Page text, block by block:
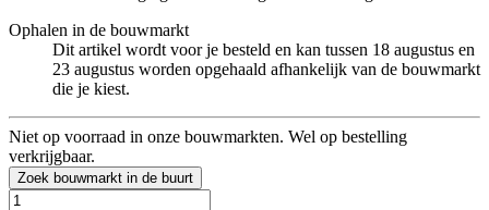
Ophalen in de bouwmarkt
Dit artikel wordt voor je besteld en kan tussen 18 augustus en
23 augustus worden opgehaald afhankelijk van de bouwmarkt
die je kiest.
Niet op voorraad in onze bouwmarkten. Wel op bestelling
verkrijgbaar.
Zoek bouwmarkt in de buurt